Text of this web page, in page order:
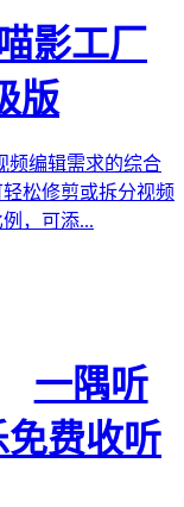
影工厂
版
频编辑需求的综合
松修剪或拆分视频
，可添...
一隅听
免费收听